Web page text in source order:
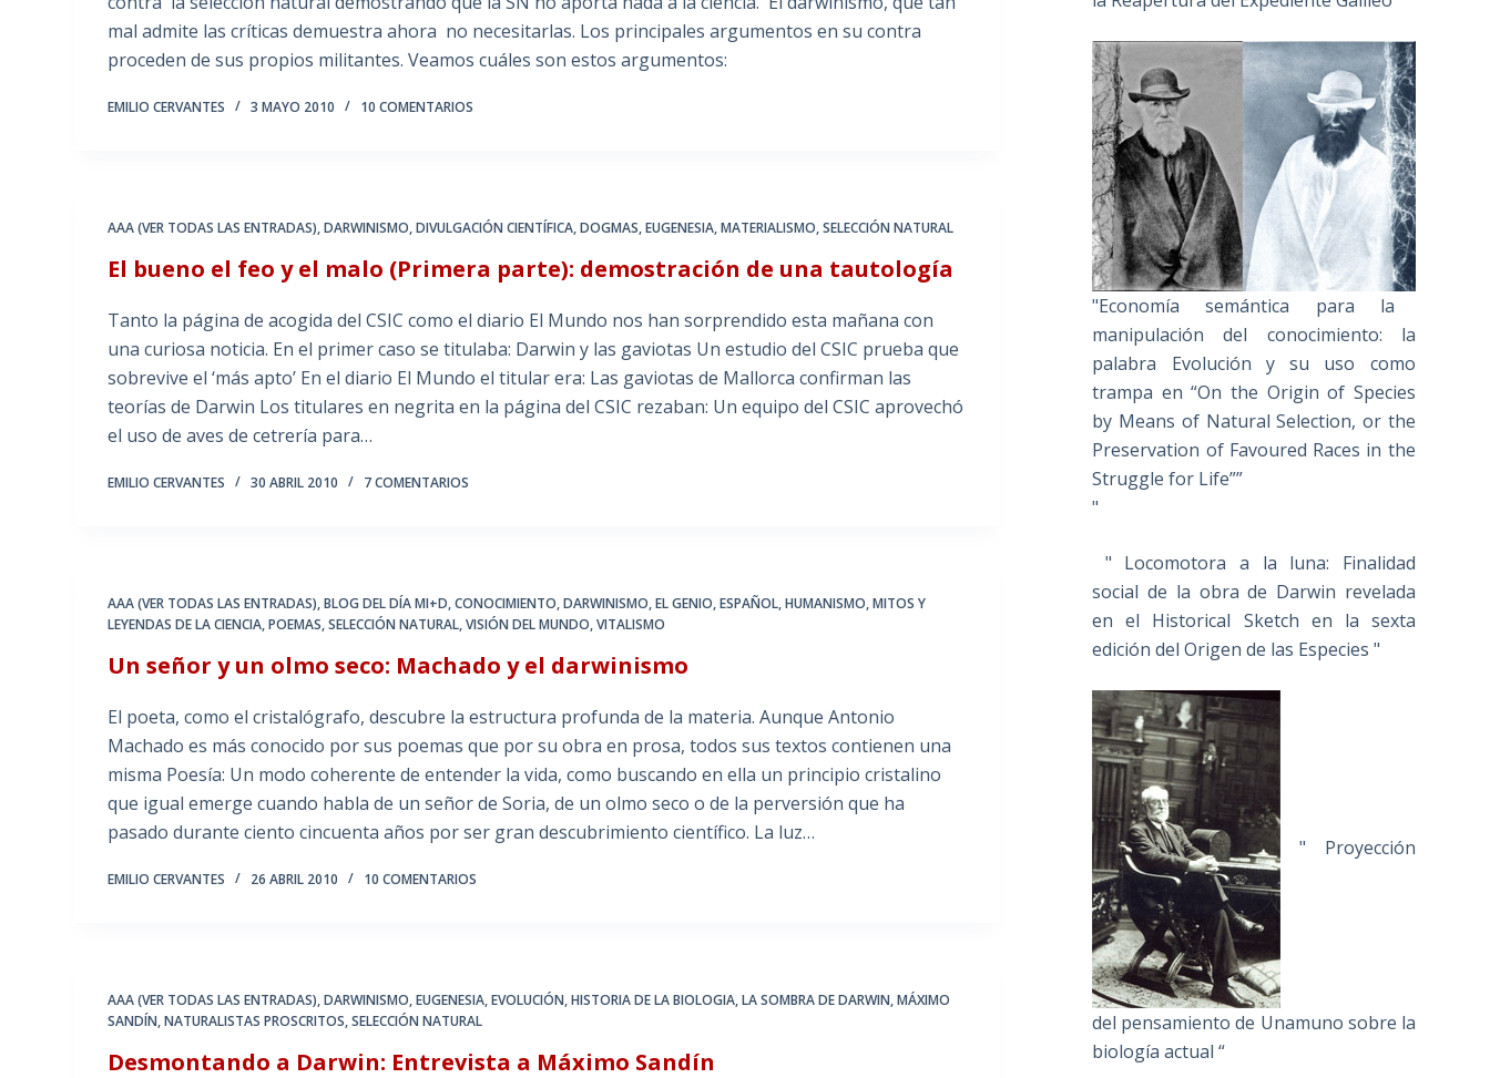
mal admite las críticas demuestra ahora no necesitarlas. Los principales argumentos en su contra
proceden de sus propios militantes. Veamos cuáles son estos argumentos:
EMILIO CERVANTES 3 MAYO 2010 10 COMENTARIOS
AAA (VER TODAS LAS ENTRADAS),DARWINISMO,DIVULGACIÓN CIENTÍFICA,DOGMAS,EUGENESIA,MATERIALISMO,SELECCIÓN NATURAL
El bueno el feo y el malo (Primera parte): demostración de una tautología
Tanto la página de acogida del CSIC como el diario El Mundo nos han sorprendido esta mañana con
una curiosa noticia. En el primer caso se titulaba: Darwin y las gaviotas Un estudio del CSIC prueba que
sobrevive el ‘más apto’ En el diario El Mundo el titular era: Las gaviotas de Mallorca confirman las
teorías de Darwin Los titulares en negrita en la página del CSIC rezaban: Un equipo del CSIC aprovechó
el uso de aves de cetrería para…
EMILIO CERVANTES 30 ABRIL 2010 7 COMENTARIOS
AAA (VER TODAS LAS ENTRADAS),BLOG DEL DÍA MI+D,CONOCIMIENTO,DARWINISMO,EL GENIO,ESPAÑOL,HUMANISMO,MITOS Y
LEYENDAS DE LA CIENCIA,POEMAS,SELECCIÓN NATURAL,VISIÓN DEL MUNDO,VITALISMO
Un señor y un olmo seco: Machado y el darwinismo
El poeta, como el cristalógrafo, descubre la estructura profunda de la materia. Aunque Antonio
Machado es más conocido por sus poemas que por su obra en prosa, todos sus textos contienen una
misma Poesía: Un modo coherente de entender la vida, como buscando en ella un principio cristalino
que igual emerge cuando habla de un señor de Soria, de un olmo seco o de la perversión que ha
pasado durante ciento cincuenta años por ser gran descubrimiento científico. La luz…
EMILIO CERVANTES 26 ABRIL 2010 10 COMENTARIOS
AAA (VER TODAS LAS ENTRADAS),DARWINISMO,EUGENESIA,EVOLUCIÓN,HISTORIA DE LA BIOLOGIA,LA SOMBRA DE DARWIN,MÁXIMO
SANDÍN,NATURALISTAS PROSCRITOS,SELECCIÓN NATURAL
Desmontando a Darwin: Entrevista a Máximo Sandín
"Economía semántica para la
manipulación del conocimiento: la
palabra Evolución y su uso como
trampa en “On the Origin of Species
by Means of Natural Selection, or the
Preservation of Favoured Races in the
Struggle for Life””
"
" Locomotora a la luna: Finalidad
social de la obra de Darwin revelada
en el Historical Sketch en la sexta
edición del Origen de las Especies "
" Proyección
del pensamiento de Unamuno sobre la
biología actual “